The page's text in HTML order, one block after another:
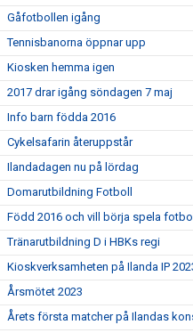
Gåfotbollen igång
Tennisbanorna öppnar upp
Kiosken hemma igen
2017 drar igång söndagen 7 maj
Info barn födda 2016
Cykelsafarin återuppstår
Ilandadagen nu på lördag
Domarutbildning Fotboll
Född 2016 och vill börja spela fotboll
Tränarutbildning D i HBKs regi
Kioskverksamheten på Ilanda IP
Årsmötet 2023
Årets första matcher på Ilandas